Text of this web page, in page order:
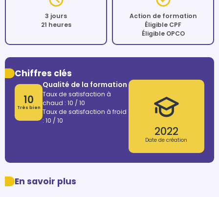
3 jours
21 heures
Action de formation
Éligible CPF
Éligible OPCO
Chiffres clés
10
Très bien
Qualité de la formation
Taux de satisfaction à
chaud : 10 / 10
Taux de satisfaction à froid
: 10 / 10
2022
Date de création
En savoir plus